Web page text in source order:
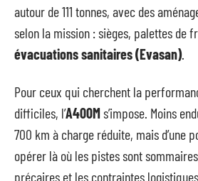
autour de 111 tonnes, avec des
selon la mission : sièges, palettes de
évacuations sanitaires (Evasan).
Pour ceux qui cherchent la
difficiles, l’A400Ms’impose. Moins
700 km à charge réduite, mais d’une
opérer là où les pistes sont
précaires et les contraintes